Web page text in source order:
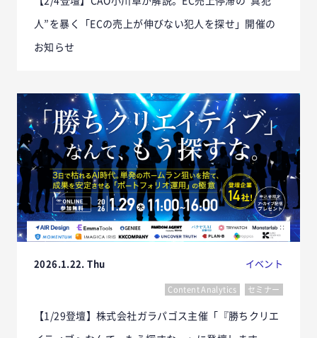
人”を暴く「ECの売上が伸びない犯人を探せ」開催の
お知らせ
2026.1.22. Thu イベント
Content Analytics セミナー
【1/29登壇】株式会社ガラパゴス主催「『勝ちクリエ